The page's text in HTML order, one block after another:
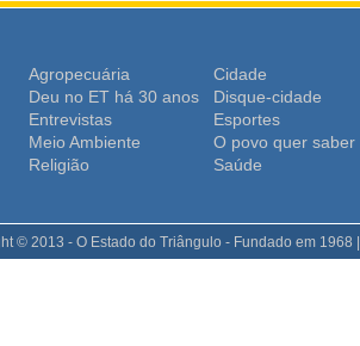
Agropecuária
Cidade
Deu no ET há 30 anos
Disque-cidade
Entrevistas
Esportes
Meio Ambiente
O povo quer saber
Religião Saúde
© 2013 - O Estado do Triângulo - Fundado em